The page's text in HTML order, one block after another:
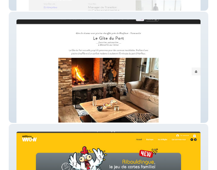
Le Gite du Port Honfleur